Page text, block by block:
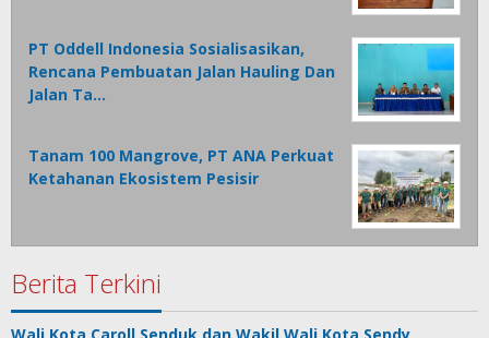
PT Oddell Indonesia Sosialisasikan,
Rencana Pembuatan Jalan Hauling Dan
Jalan Ta…
Tanam 100 Mangrove, PT ANA Perkuat
Ketahanan Ekosistem Pesisir
Berita Terkini